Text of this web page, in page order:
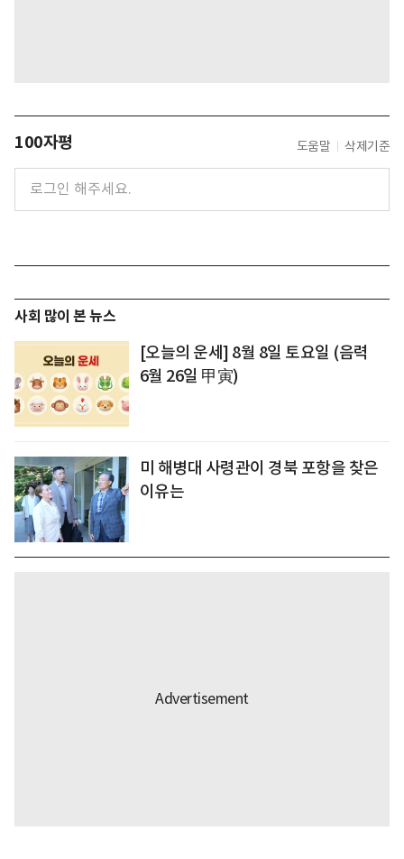
100자평 도움말 삭제기준
사회 많이 본 뉴스
[오늘의 운세] 8월 8일 토요일 (음력
6월 26일 甲寅)
미 해병대 사령관이 경북 포항을 찾은
이유는